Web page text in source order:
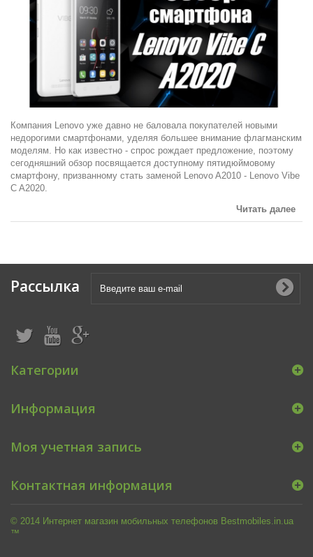
Компания Lenovo уже давно не баловала покупателей новыми
недорогими смартфонами, уделяя большее внимание флагманским
моделям. Но как известно - спрос рождает предложение, поэтому
сегодняшний обзор посвящается доступному пятидюймовому
смартфону, призванному стать заменой Lenovo A2010 - Lenovo Vibe
C A2020.
Читать далее
Рассылка
Категории
Информация
© 2014 Интернет магазин мобильных телефонов Bestmobiles.in.ua
™
Моя учетная запись
Контактная информация